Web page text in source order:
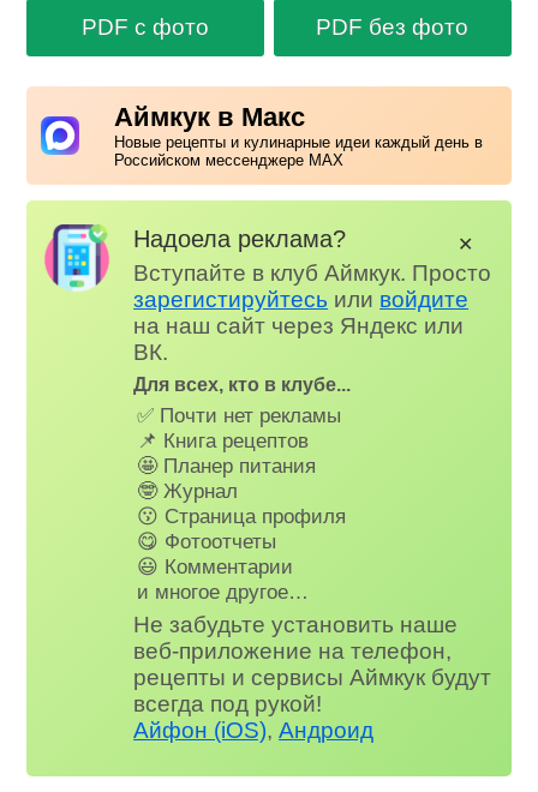
PDF с фото PDF без фото
Аймкук в Макс
Новые рецепты и кулинарные идеи каждый день в
Российском мессенджере MAX
Надоела реклама?
Вступайте в клуб Аймкук. Просто
зарегистируйтесь или войдите
на наш сайт через Яндекс или
ВК.
Для всех, кто в клубе...
✅ Почти нет рекламы
📌 Книга рецептов
🤩 Планер питания
🤓 Журнал
😗 Страница профиля
😋 Фотоотчеты
😃 Комментарии
и многое другое…
Не забудьте установить наше
веб-приложение на телефон,
рецепты и сервисы Аймкук будут
всегда под рукой!
Айфон (iOS),Андроид
✕